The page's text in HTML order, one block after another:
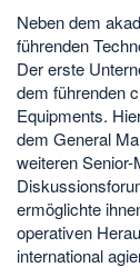
Neben dem
führenden
Der erste
dem führenden
Equipments.
dem General
weiteren
ermöglichte
operativen
international